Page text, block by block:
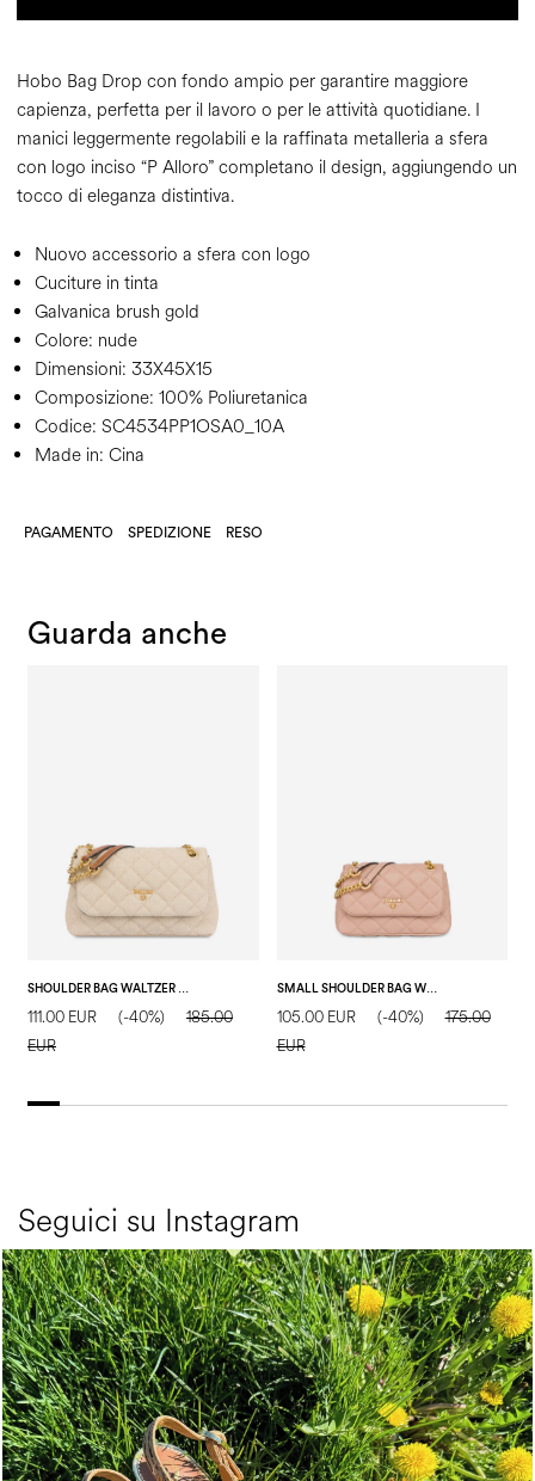
Hobo Bag Drop con fondo ampio per garantire maggiore
capienza, perfetta per il lavoro o per le attività quotidiane. I
manici leggermente regolabili e la raffinata metalleria a sfera
con logo inciso “P Alloro” completano il design, aggiungendo un
tocco di eleganza distintiva.
Nuovo accessorio a sfera con logo
Cuciture in tinta
Galvanica brush gold
Colore: nude
Dimensioni: 33X45X15
Composizione: 100% Poliuretanica
Codice: SC4534PP1OSA0_10A
Made in: Cina
PAGAMENTO SPEDIZIONE RESO
Guarda anche
SHOULDER BAG WALTZER NIGHT BEIGE/AVORIO/CUOIO
111.00 EUR (-40%)
185.00
EUR
SMALL SHOULDER BAG WALTZER NIGHT NUDE
105.00 EUR (-40%)
175.00
EUR
Seguici su Instagram